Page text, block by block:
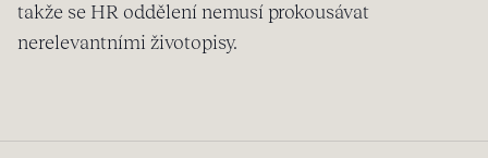
takže se HR oddělení nemusí prokousávat
nerelevantními životopisy.